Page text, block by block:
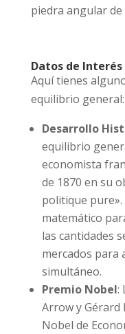
piedra angular
Datos de
Aquí tienes
equilibrio general:
Desarrollo
equilibrio
economista
de 1870 en su
politique
matemático
las cantidades
mercados para
simultáneo.
Premio Nobel:
Arrow y Gérard
Nobel de